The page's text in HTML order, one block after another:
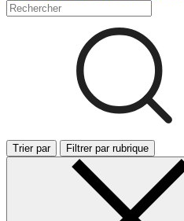
Trier par Filtrer par rubrique